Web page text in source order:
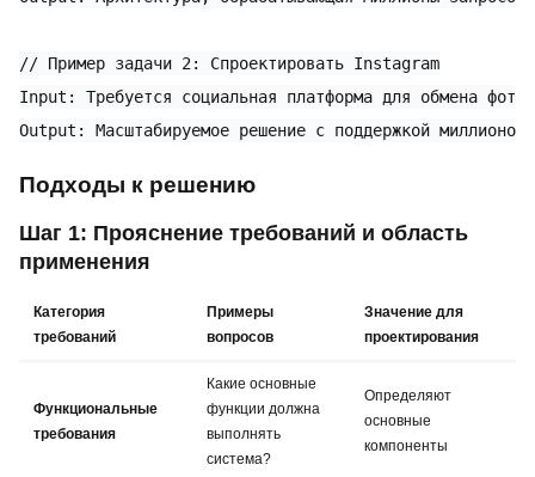
// Пример задачи 2: Спроектировать Instagram
Input: Требуется социальная платформа для обмена
Подходы к решению
Шаг 1: Прояснение требований и область
применения
Категория
требований
Примеры
вопросов
Значение для
проектирования
Функциональные
требования
Какие основные
функции должна
выполнять
система?
Определяют
основные
компоненты